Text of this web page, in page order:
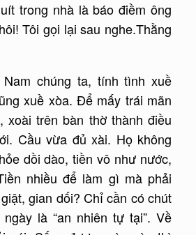
trong nhà là báo điềm ông
Tôi gọi lại sau nghe.Thằng
chúng ta, tính tình xuề
xuề xòa. Để mấy trái mãn
xoài trên bàn thờ thành điều
Cầu vừa đủ xài. Họ không
dồi dào, tiền vô như nước,
nhiều để làm gì mà phải
gian dối? Chỉ cần có chút
là “an nhiên tự tại”. Về